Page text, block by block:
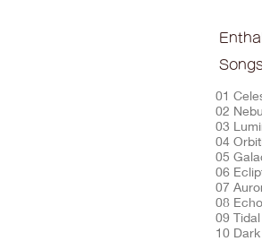
01
02
03
04
05
06
07
08
09
10